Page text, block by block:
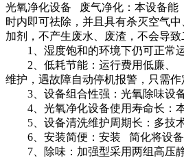
光氧净化设备 废气净化：本设备能
时内即可祛除，并且具有杀灭空气
加剂，不产生废水、废渣，不会导致
1、湿度饱和的环境下仍可正常运
2、低耗节能：运行费用低廉、 核
维护，遇故障自动停机报警，只需作
3、设备组合性强：光氧除味设备
4、光氧净化设备使用寿命长：本
5、设备清洗维护周期长：多技术
6、安装简便：安装 简化将设备
7、除味：加强型采用两组高压静